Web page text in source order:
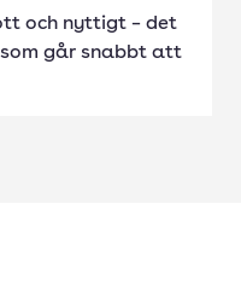
och nyttigt – det
går snabbt att